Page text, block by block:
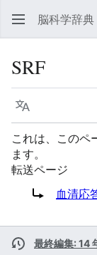
脳科学辞典
SRF
言語
これは、このペ
ます。
転送ページ
転送先:
血清応
最終編集: 14